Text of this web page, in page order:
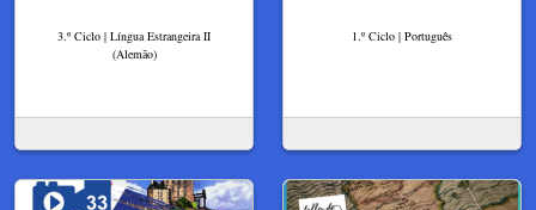
3.º Ciclo | Língua Estrangeira II
(Alemão)
1.º Ciclo | Português